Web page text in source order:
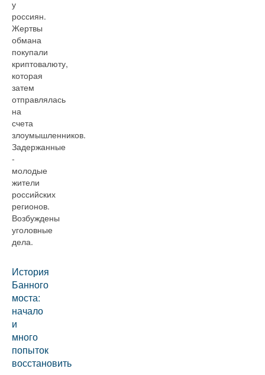
у
россиян.
Жертвы
обмана
покупали
криптовалюту,
которая
затем
отправлялась
на
счета
злоумышленников.
Задержанные
-
молодые
жители
российских
регионов.
Возбуждены
уголовные
дела.
История
Банного
моста:
начало
и
много
попыток
восстановить